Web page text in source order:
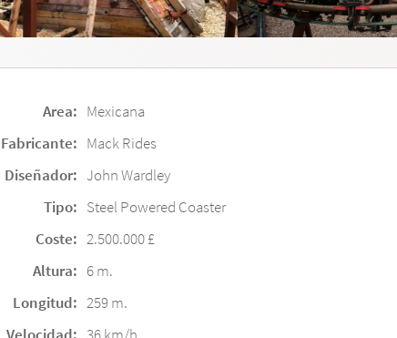
Area: Mexicana
Fabricante: Mack Rides
Diseñador: John Wardley
Tipo: Steel Powered Coaster
Coste: 2.500.000 £
Altura: 6 m.
Longitud: 259 m.